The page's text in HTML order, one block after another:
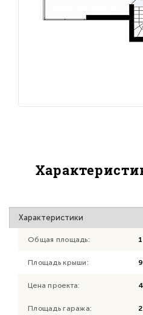
Характеристики
Общая площадь:
Площадь крыши:
Цена проекта:
Площадь гаража: